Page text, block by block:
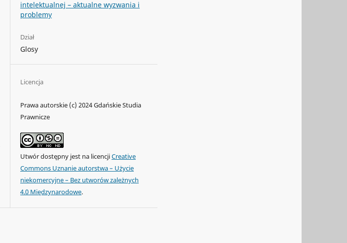
intelektualnej – aktualne wyzwania i
problemy
Dział
Glosy
Licencja
Prawa autorskie (c) 2024 Gdańskie Studia
Prawnicze
Utwór dostępny jest na licencjiCreative
Commons Uznanie autorstwa – Użycie
niekomercyjne – Bez utworów zależnych
4.0 Międzynarodowe.